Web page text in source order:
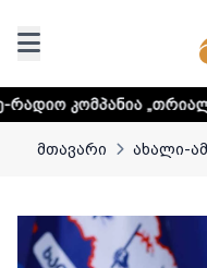
„თრიალეთს! -
მთავარი ახალი-